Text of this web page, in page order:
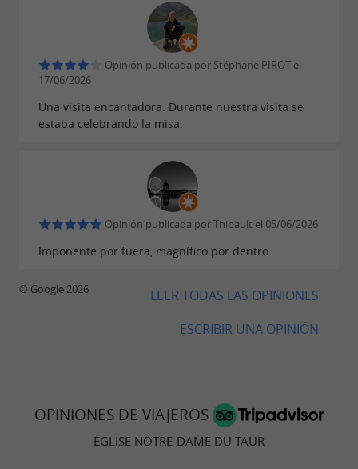
Opinión publicada por Stéphane PIROT el
17/06/2026
Una visita encantadora. Durante nuestra visita se
estaba celebrando la misa.
Opinión publicada por Thibault el 05/06/2026
Imponente por fuera, magnífico por dentro.
LEER TODAS LAS OPINIONES
ESCRIBIR UNA OPINIÓN
© Google 2026
OPINIONES DE VIAJEROS
ÉGLISE NOTRE-DAME DU TAUR